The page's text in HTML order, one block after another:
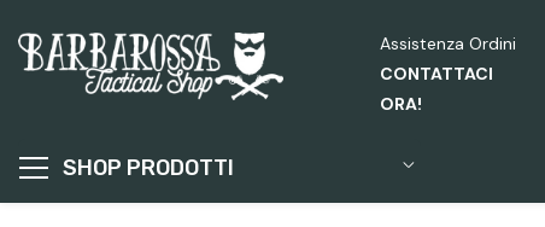
Assistenza Ordini
CONTATTACI
ORA!
SHOP PRODOTTI